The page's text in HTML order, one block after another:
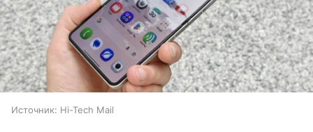
Источник: Hi-Tech Mail